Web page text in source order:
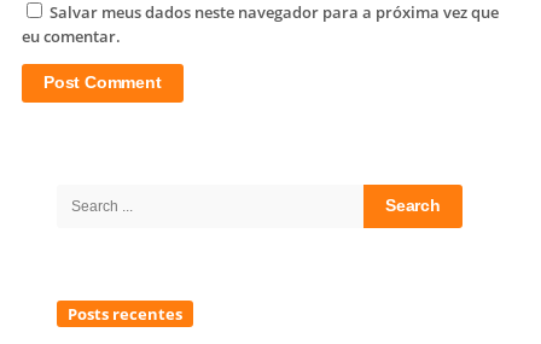
Salvar meus dados neste navegador para a próxima vez que
eu comentar.
Search
Posts recentes